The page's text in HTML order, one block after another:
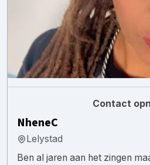
Contact
NheneC
Lelystad
Ben al jaren aan het zingen